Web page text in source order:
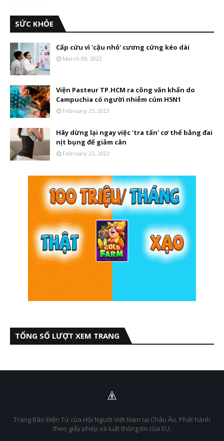
SỨC KHỎE
Cấp cứu vì 'cậu nhỏ' cương cứng kéo dài
March 09, 2023
Viện Pasteur TP.HCM ra công văn khẩn do
Campuchia có người nhiễm cúm H5N1
February 25, 2023
Hãy dừng lại ngay việc 'tra tấn' cơ thể bằng đai
nịt bụng để giảm cân
February 23, 2023
TỔNG SỐ LƯỢT XEM TRANG
Trang Báo Điện Tử của Hội Người Việt Nam tại Châu Âu. Phát hành
theo giấy phép và luật thông tin của EU.